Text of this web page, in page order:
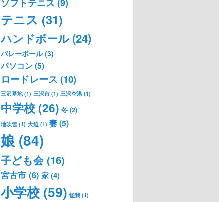
テニス (31)
ハンドボール (24)
バレーボール(3)
パソコン(5)
ロードレース (10)
三沢基地(1) 三沢市 (1) 三沢空港 (1)
中学校 (26) 冬 (2)
地吹雪 (1) 大迫 (1) 妻(5)
娘 (84)
子ども会(16)
宮古市 (6) 家(4)
小学校 (59) 怪我 (1)